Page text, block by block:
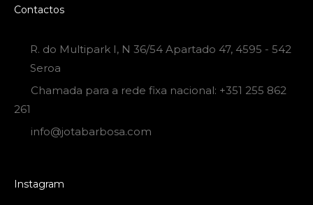
Contactos
R. do Multipark I, N 36/54 Apartado 47, 4595 - 542
Seroa
Chamada para a rede fixa nacional: +351 255 862
261
info@jotabarbosa.com
Instagram